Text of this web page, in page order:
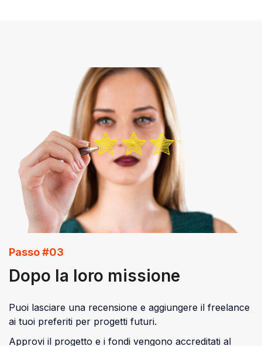
Passo #03
Dopo la loro missione
Puoi lasciare una recensione e aggiungere il freelance
ai tuoi preferiti per progetti futuri.
Approvi il progetto e i fondi vengono accreditati al